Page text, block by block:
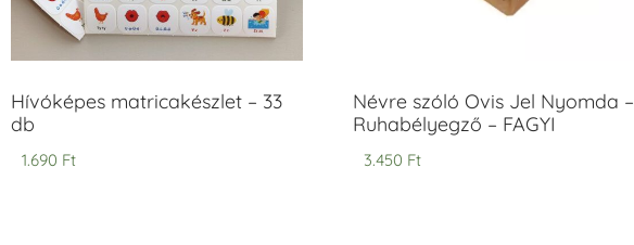
Hívóképes matricakészlet – 33
db
1.690 Ft
Névre szóló Ovis Jel Nyomda –
Ruhabélyegző – FAGYI
3.450 Ft